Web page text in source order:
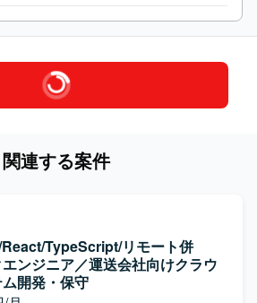
関連する案件
TypeScript/リモート併
ンジニア／運送会社向けクラウ
開発・保守